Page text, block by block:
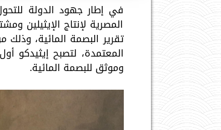
في إطار جهود الدولة
المصرية لإنتاج الإيثيلين
تقرير البصمة المائية،
المعتمدة، لتصبح إيثيدكو
وموثق للبصمة المائية.